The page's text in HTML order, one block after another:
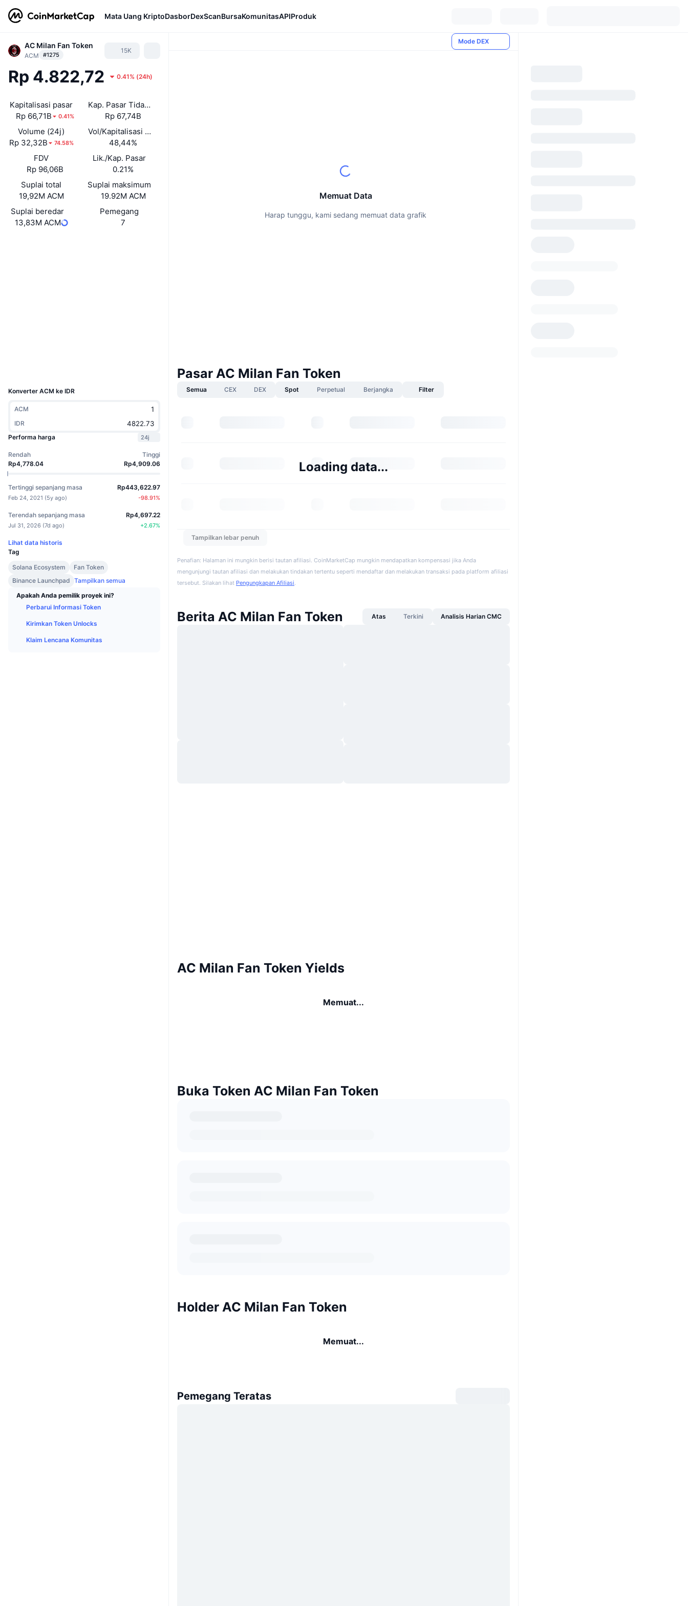
Mata Uang KriptoDasborDexScanBursaKomunitasAPIProduk
AC Milan Fan Token
ACM #1275
15K
Rp 4.822,72 0.41% (24h)
Kapitalisasi pasar
Rp 66,71B
0.41%
Kap. Pasar Tidak Terkunci
Rp 67,74B
Volume (24j)
Rp 32,32B
74.58%
Vol/Kapitalisasi Pasar (24J)
48,44%
FDV
Rp 96,06B
Lik./Kap. Pasar
0.21%
Suplai total
19,92M ACM
Suplai maksimum
19.92M ACM
Suplai beredar
13,83M ACM
Pemegang
7
Konverter ACM ke IDR
ACM
IDR
Performa harga
24j
Rendah
Rp4,778.04
Tinggi
Rp4,909.06
Tertinggi sepanjang masa
Feb 24, 2021 (5y ago)
Rp443,622.97
-98.91%
Terendah sepanjang masa
Jul 31, 2026 (7d ago)
Rp4,697.22
+2.67%
Lihat data historis
Tag
Solana Ecosystem
Fan Token
Binance Launchpad Tampilkan semua
Apakah Anda pemilik proyek ini?
Perbarui Informasi Token
Kirimkan Token Unlocks
Klaim Lencana Komunitas
Mode DEX
Memuat Data
Harap tunggu, kami sedang memuat data grafik
Pasar AC Milan Fan Token
Semua CEX DEX Spot Perpetual Berjangka Filter
Loading data...
Tampilkan lebar penuh
Penafian: Halaman ini mungkin berisi tautan afiliasi. CoinMarketCap mungkin mendapatkan kompensasi jika Anda
mengunjungi tautan afiliasi dan melakukan tindakan tertentu seperti mendaftar dan melakukan transaksi pada platform afiliasi
tersebut. Silakan lihat Pengungkapan Afiliasi.
Berita AC Milan Fan Token Atas Terkini Analisis Harian CMC
AC Milan Fan Token Yields
Memuat...
Buka Token AC Milan Fan Token
Holder AC Milan Fan Token
Memuat...
Pemegang Teratas